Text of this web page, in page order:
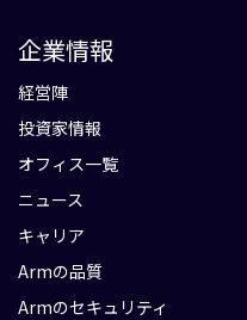
企業情報
経営陣
投資家情報
オフィス一覧
ニュース
キャリア
Armの品質
Armのセキュリティ